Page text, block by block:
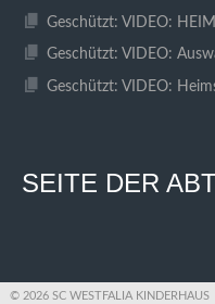
Geschützt: VIDEO:
Geschützt: VIDEO:
Geschützt: VIDEO:
SEITE DER
© 2026 SC WESTFALIA KINDERHAUS